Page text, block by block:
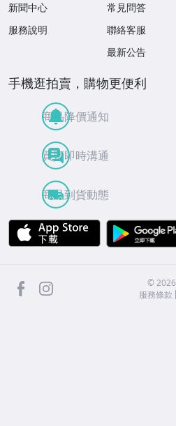
新聞中心
服務說明
常見問答
聯絡客服
最新公告
手機逛拍賣，購物更便利
商品降價通知
買賣即時溝通
商品到貨動態
APP Store
facebook ©2026
服務條款